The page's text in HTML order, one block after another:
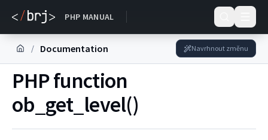
PHP MANUAL
DOKUMENTACE
/ Documentation Navrhnout změnu
PHP function
ob_get_level()